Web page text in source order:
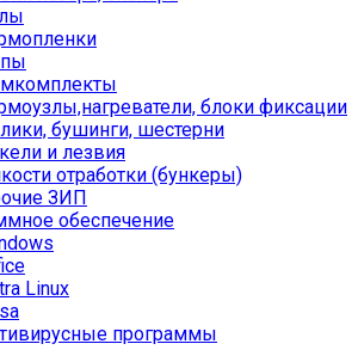
блоки фиксации
бушинги, шестерни
и лезвия
отработки (бункеры)
ЗИП
обеспечение
Linux
программы